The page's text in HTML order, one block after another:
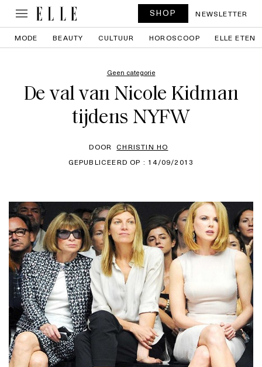
SHOP NEWSLETTER
MODE BEAUTY CULTUUR HOROSCOOP ELLE ETEN
Geen categorie
De val van Nicole Kidman
tijdens NYFW
DOOR CHRISTIN HO
GEPUBLICEERD OP : 14/09/2013